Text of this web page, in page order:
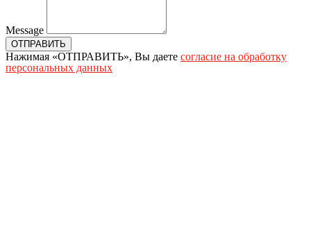
Message
ОТПРАВИТЬ
Нажимая «ОТПРАВИТЬ», Вы даете согласие на обработку
персональных данных